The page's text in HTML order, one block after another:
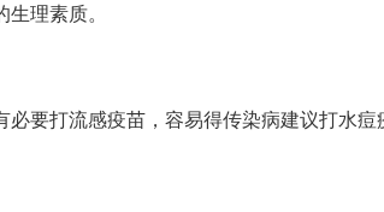
理素质。
要打流感疫苗，容易得传染病建议打水痘